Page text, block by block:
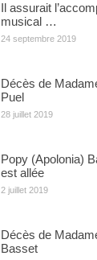
Il assurait
musical …
24 septembre 2019
Décès de
Puel
28 juillet 2019
Popy (Apolonia)
est allée
2 juillet 2019
Décès de
Basset